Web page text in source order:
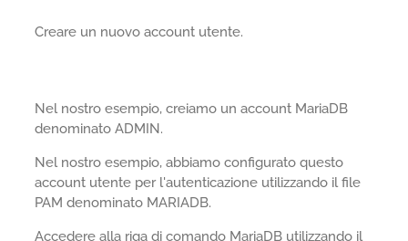
Creare un nuovo account utente.
Nel nostro esempio, creiamo un account MariaDB
denominato ADMIN.
Nel nostro esempio, abbiamo configurato questo
account utente per l'autenticazione utilizzando il file
PAM denominato MARIADB.
Accedere alla riga di comando MariaDB utilizzando il